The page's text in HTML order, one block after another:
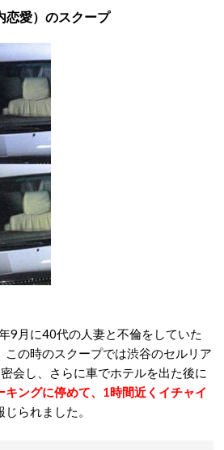
恋愛）のスクープ
9月に40代の人妻と不倫をしていた
この時のスクープでは渋谷のセルリア
会し、さらに車でホテルを出た後に
キングに停めて、1時間近くイチャイ
じられました。